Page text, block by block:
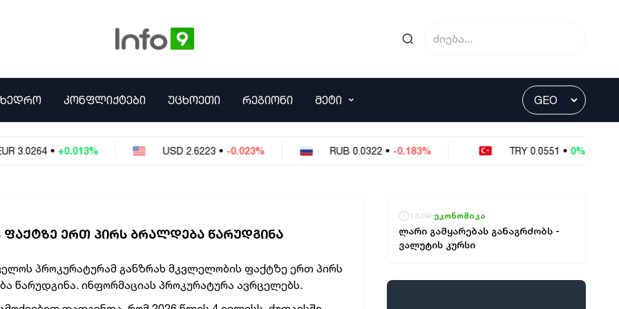
ᲙᲝᲜᲤᲚᲘᲥᲢᲔᲑᲘ ᲣᲪᲮᲝᲔᲗᲘ ᲠᲔᲒᲘᲝᲜᲘ ᲛᲔᲢᲘ
• +0.013% USD 2.6223 • -0.023% RUB 0.0322 • -0.183% TRY 0.0551 • 0%
ᲔᲠᲗ ᲞᲘᲠᲡ ᲑᲠᲐᲚᲓᲔᲑᲐ ᲬᲐᲠᲣᲓᲒᲘᲜᲐ
პროკურატურამ განზრახ მკვლელობის ფაქტზე ერთ პირს
წარუდგინა. ინფორმაციას პროკურატურა ავრცელებს.
13:04 ეკონომიკა
ლარი გამყარებას განაგრძობს -
ვალუტის კურსი